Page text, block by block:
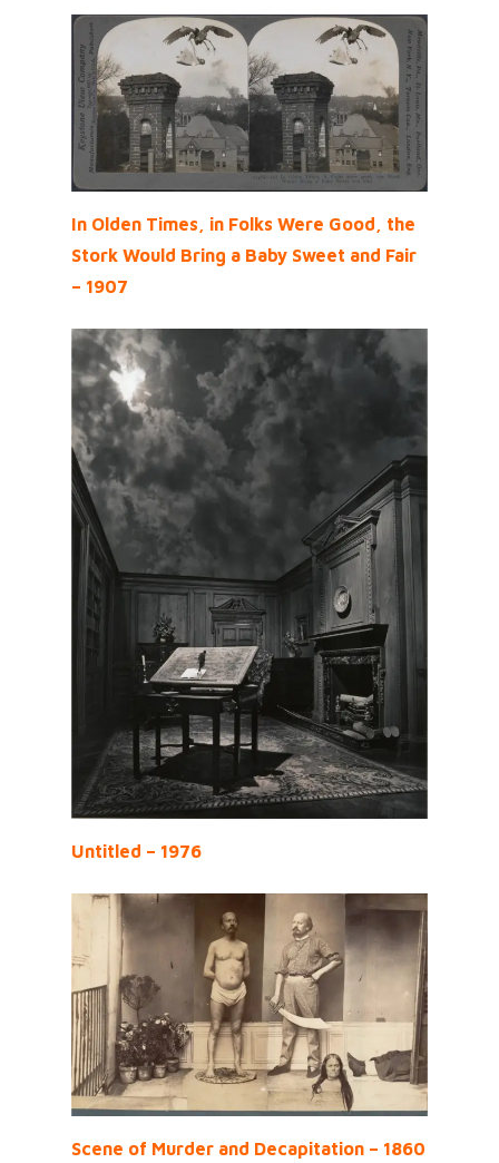
In Olden Times, in Folks Were Good, the
Stork Would Bring a Baby Sweet and Fair
– 1907
Untitled – 1976
Scene of Murder and Decapitation – 1860